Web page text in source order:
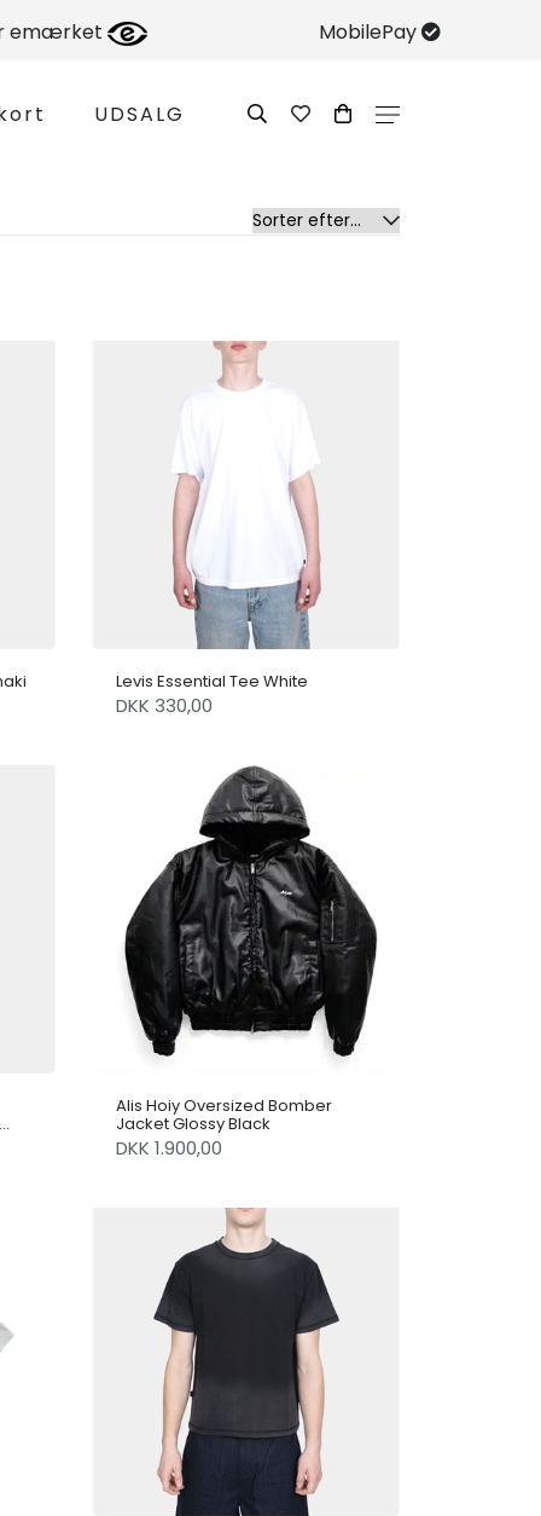
emærket MobilePay
UDSALG
Levis Essential Tee White
DKK 330,00
Alis Hoiy Oversized Bomber
Jacket Glossy Black
DKK 1.900,00